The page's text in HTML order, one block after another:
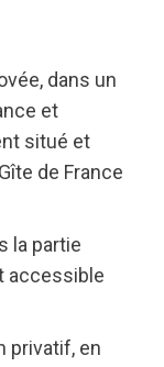
dans un
et
situé et
de France
la partie
accessible
privatif, en